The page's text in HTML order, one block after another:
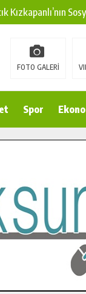
Kızkapanlı’nın
Kırsalına Modern
Başarı:
Yeni
Karakaya’dan
Sona Doğru.
FOTO GALERİ
Spor